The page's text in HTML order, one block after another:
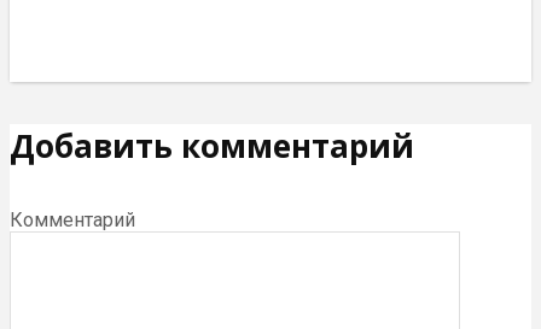
Добавить комментарий
Комментарий